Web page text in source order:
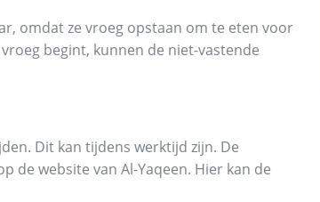
omdat ze vroeg opstaan om te eten voor
begint, kunnen de niet-vastende
Dit kan tijdens werktijd zijn. De
de website van Al-Yaqeen. Hier kan de